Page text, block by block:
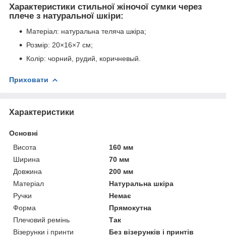
Характеристики стильної жіночої сумки через
плече з натуральної шкіри:
Матеріал: натуральна теляча шкіра;
Розмір: 20×16×7 см;
Колір: чорний, рудий, коричневый.
Приховати
Характеристики
Основні
Висота
160 мм
Ширина
70 мм
Довжина
200 мм
Матеріал
Натуральна шкіра
Ручки
Немає
Форма
Прямокутна
Плечовий ремінь
Так
Візерунки і принти
Без візерунків і принтів